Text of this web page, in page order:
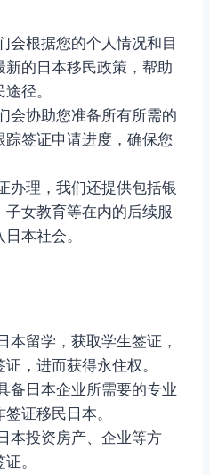
会根据您的个人情况和目
的日本移民政策，帮助
径。
会协助您准备所有所需的
踪签证申请进度，确保您
办理，我们还提供包括银
女教育等在内的后续服
本社会。
本留学，获取学生签证，
，进而获得永住权。
备日本企业所需要的专业
证移民日本。
本投资房产、企业等方
。